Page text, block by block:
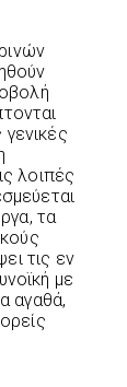
λοιπές
τα
τις εν
με
αγαθά,